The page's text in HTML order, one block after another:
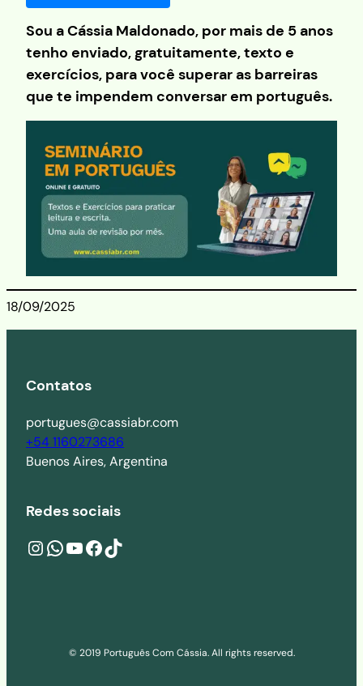
Sou a Cássia Maldonado, por mais de 5 anos
tenho enviado,gratuitamente, texto e
exercícios, para você superar as barreiras
que te impendem conversar em português.
18/09/2025
Contatos
portugues@cassiabr.com
+54 1160273686
Buenos Aires, Argentina
Redes sociais
Instagramwa.me/541160273686 YouTube Facebook TikTok
© 2019 Português Com Cássia. All rights reserved.